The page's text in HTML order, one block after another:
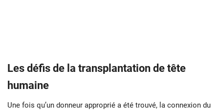
Les défis de la transplantation de tête
humaine
Une fois qu’un donneur approprié a été trouvé, la connexion du